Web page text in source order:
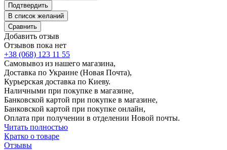
Подтвердить
В список желаний
Сравнить
Добавить отзыв
Отзывов пока нет
+38 (068) 123 11 55
Самовывоз из нашего магазина,
Доставка по Украине (Новая Почта),
Курьерская доставка по Киеву.
Наличными при покупке в магазине,
Банковской картой при покупке в магазине,
Банковской картой при покупке онлайн,
Оплата при получении в отделении Новой почты.
Читать полностью
Кратко о товаре
Отзывы